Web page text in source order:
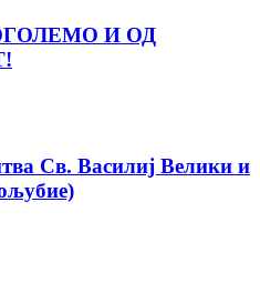
И ОД
Св. Василиј Велики и